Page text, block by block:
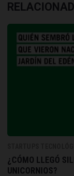
¿CÓMO LLEGÓ
UNICORNIOS?